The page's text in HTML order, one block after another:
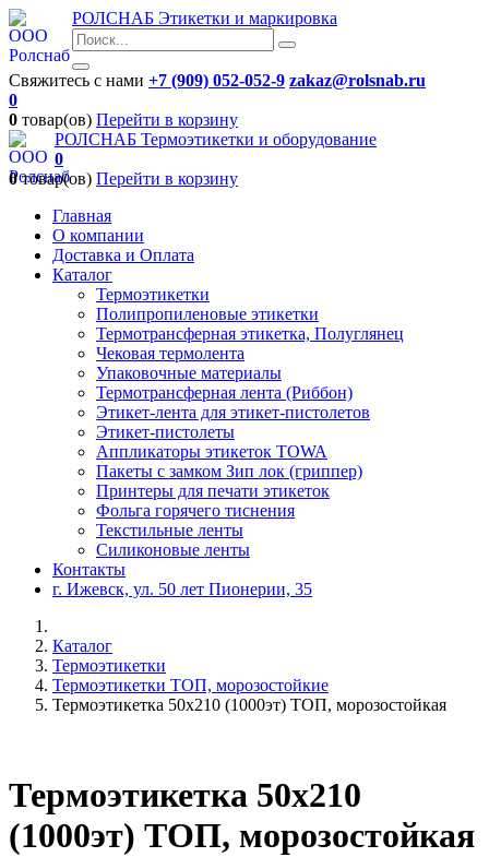
РОЛСНАБ Этикетки и маркировка
Свяжитесь с нами +7 (909) 052-052-9 zakaz@rolsnab.ru
0
0 товар(ов) Перейти в корзину
РОЛСНАБ Термоэтикетки и оборудование
0
0товар(ов) Перейти в корзину
Главная
О компании
Доставка и Оплата
Каталог
Термоэтикетки
Полипропиленовые этикетки
Термотрансферная этикетка, Полуглянец
Чековая термолента
Упаковочные материалы
Термотрансферная лента (Риббон)
Этикет-лента для этикет-пистолетов
Этикет-пистолеты
Аппликаторы этикеток TOWA
Пакеты с замком Зип лок (гриппер)
Принтеры для печати этикеток
Фольга горячего тиснения
Текстильные ленты
Силиконовые ленты
Контакты
г. Ижевск, ул. 50 лет Пионерии, 35
Каталог
Термоэтикетки
Термоэтикетки ТОП, морозостойкие
Термоэтикетка 50х210 (1000эт) ТОП, морозостойкая
Термоэтикетка 50х210
(1000эт) ТОП, морозостойкая